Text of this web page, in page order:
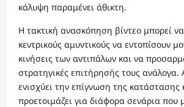
κάλυψη παραμένει άθικτη.
Η τακτική ανασκόπηση βίντεο μπορεί
κεντρικούς αμυντικούς να εντοπίσουν
κινήσεις των αντιπάλων και να
στρατηγικές επιτήρησής τους ανάλογα.
ενισχύει την επίγνωση της κατάστασης
προετοιμάζει για διάφορα σενάρια που